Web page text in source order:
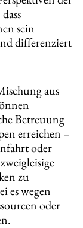
sein
differenziert
aus
Betreuung
erreichen –
oder
zu
es wegen
oder